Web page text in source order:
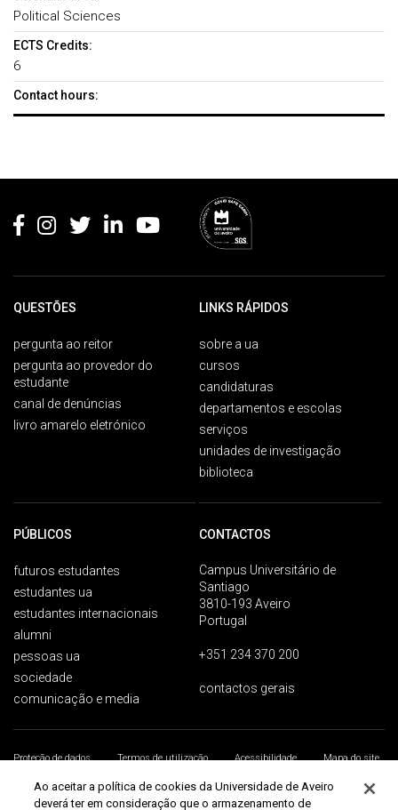
Political Sciences
ECTS Credits:
6
Contact hours:
QUESTÕES
pergunta ao reitor
pergunta ao provedor do
estudante
canal de denúncias
livro amarelo eletrónico
LINKS RÁPIDOS
sobre a ua
cursos
candidaturas
departamentos e escolas
serviços
unidades de investigação
biblioteca
PÚBLICOS
futuros estudantes
estudantes ua
estudantes internacionais
alumni
pessoas ua
sociedade
comunicação e media
CONTACTOS
Campus Universitário de
Santiago
3810-193 Aveiro
Portugal
+351 234 370 200
contactos gerais
Proteção de dados Termos de utilização Acessibilidade
Mapa do site
Universidade de Aveiro 2026
Ao aceitar a política de cookies da Universidade de Aveiro
deverá ter em consideração que o armazenamento de